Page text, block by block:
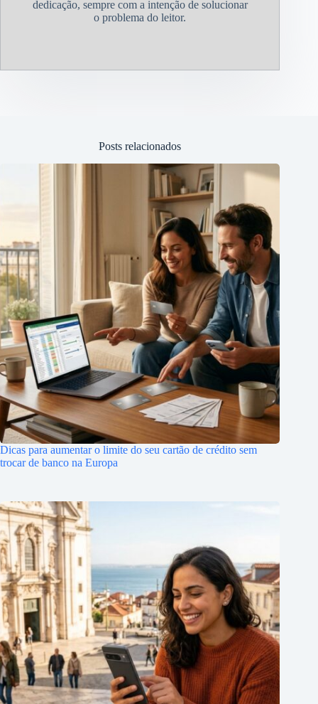
dedicação, sempre com a intenção de solucionar
o problema do leitor.
Posts relacionados
Dicas para aumentar o limite do seu cartão de crédito sem
trocar de banco na Europa